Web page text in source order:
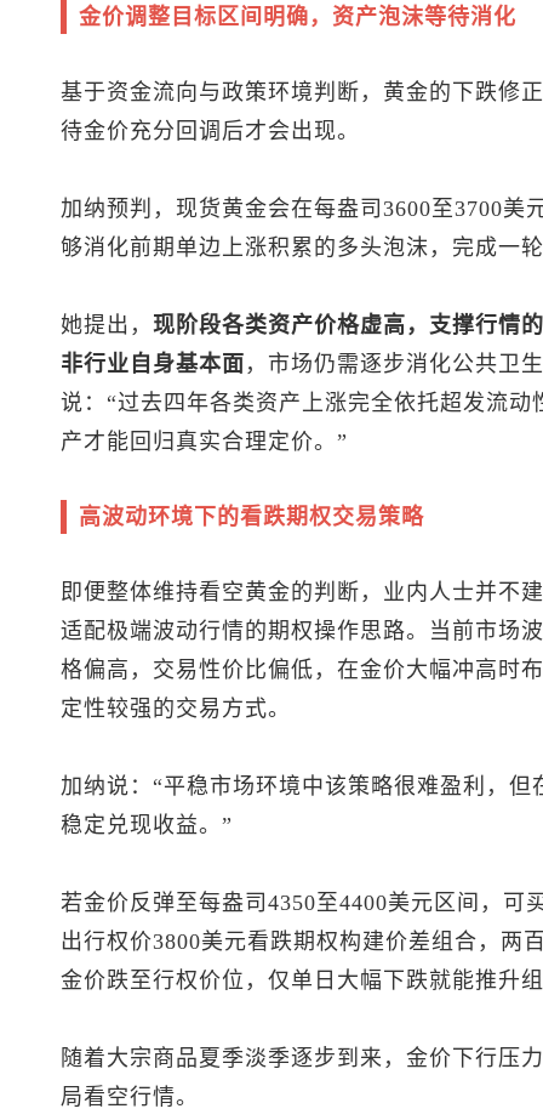
金价调整目标区间明确，资产泡沫等待消化
基于资金流向与政策环境判断，黄金的下跌修
待金价充分回调后才会出现。
加纳预判， 现货黄金会在每盎司3600至3700美
够消化前期单边上涨积累的多头泡沫，完成一
她提出， 现阶段各类资产价格虚高，支撑行情
非行业自身基本面 ，市场仍需逐步消化公共卫
说：“过去四年各类资产上涨完全依托超发流
产才能回归真实合理定价。”
高波动环境下的看跌期权交易策略
即便整体维持看空黄金的判断，业内人士并不
适配极端波动行情的期权操作思路。当前市场
格偏高，交易性价比偏低，在金价大幅冲高时
定性较强的交易方式。
加纳说：“平稳市场环境中该策略很难盈利，
稳定兑现收益。”
若金价反弹至每盎司4350至4400美元区间，可
出行权价3800美元看跌期权构建价差组合，两
金价跌至行权价位，仅单日大幅下跌就能推升
随着大宗商品夏季淡季逐步到来，金价下行压
局看空行情。